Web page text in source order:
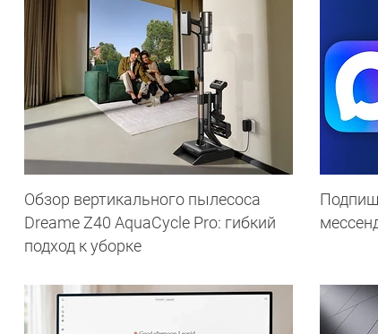
Обзор вертикального пылесоса
Dreame Z40 AquaCycle Pro: гибкий
подход к уборке